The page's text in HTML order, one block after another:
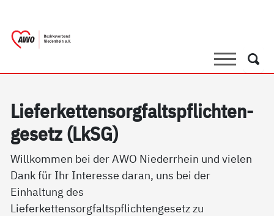
SucheSuche
Lie­fer­ket­ten­sorg­faltspf­lich­ten­
ge­setz (LkSG)
Willkommen bei der AWO Niederrhein und vielen
Dank für Ihr Interesse daran, uns bei der
Einhaltung des
Lieferkettensorgfaltspflichtengesetz zu